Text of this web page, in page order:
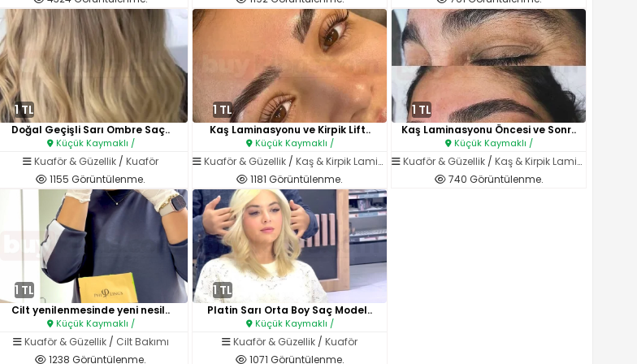
1 TL
Doğal Geçişli Sarı Ombre Saç..
Küçük Kaymaklı /
Kuaför & Güzellik /Kuaför
1155 Görüntülenme.
1 TL
Kaş Laminasyonu ve Kirpik Lift..
Küçük Kaymaklı /
Kuaför & Güzellik /Kaş & Kirpik Laminasyonu
1181 Görüntülenme.
1 TL
Kaş Laminasyonu Öncesi ve Sonr..
Küçük Kaymaklı /
Kuaför & Güzellik /Kaş & Kirpik Laminasyonu
740 Görüntülenme.
1 TL
Cilt yenilenmesinde yeni nesil..
Küçük Kaymaklı /
Kuaför & Güzellik/ Cilt Bakımı
1238 Görüntülenme.
1 TL
Platin Sarı Orta Boy Saç Model..
Küçük Kaymaklı /
Kuaför & Güzellik /Kuaför
1071 Görüntülenme.